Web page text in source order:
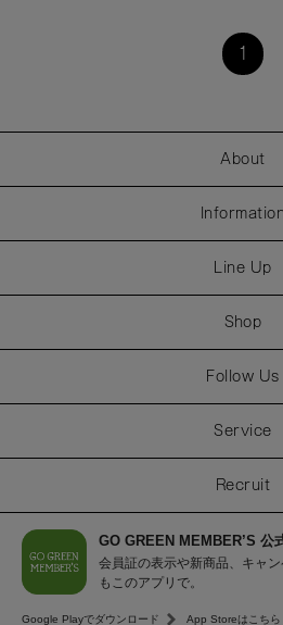
1
About
Information
Line Up
Shop
Follow Us
Service
Recruit
GO GREEN MEMBER’S 公
会員証の表示や新商品、キャ
もこのアプリで。
Google Playでダウンロード App Storeはこちら